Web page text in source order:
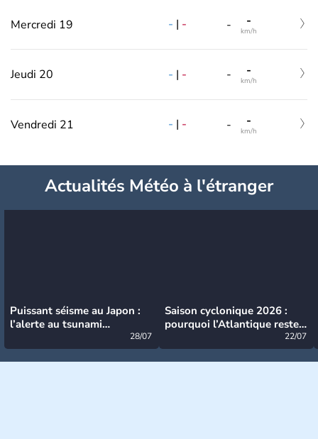
Mercredi 19 - | - - -
km/h
Jeudi 20 - | - - -
km/h
Vendredi 21 - | - - -
km/h
Actualités Météo à l'étranger
Puissant séisme au Japon :
l’alerte au tsunami
28/07
Saison cyclonique 2026 :
pourquoi l’Atlantique reste
22/07